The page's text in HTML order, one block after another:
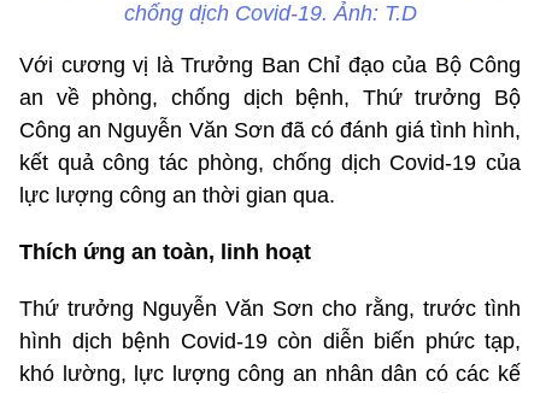
chống dịch Covid-19. Ảnh: T.D
Với cương vị là Trưởng Ban Chỉ đạo của Bộ Công
an về phòng, chống dịch bệnh, Thứ trưởng Bộ
Công an Nguyễn Văn Sơn đã có đánh giá tình hình,
kết quả công tác phòng, chống dịch Covid-19 của
lực lượng công an thời gian qua.
Thích ứng an toàn, linh hoạt
Thứ trưởng Nguyễn Văn Sơn cho rằng, trước tình
hình dịch bệnh Covid-19 còn diễn biến phức tạp,
khó lường, lực lượng công an nhân dân có các kế